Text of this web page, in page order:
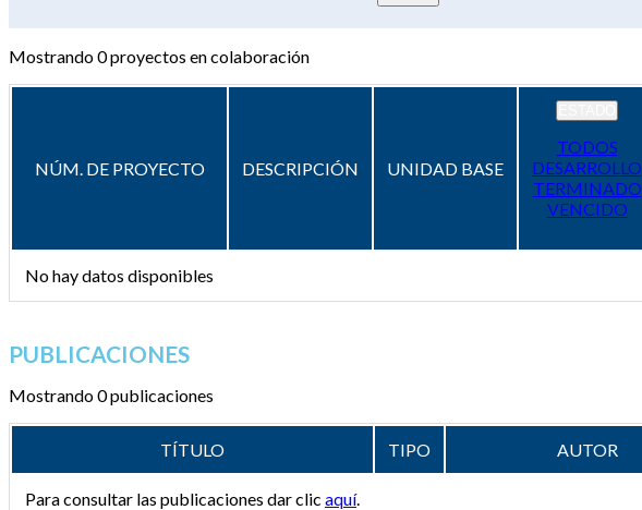
Mostrando0proyectos en colaboración
NÚM. DE PROYECTO DESCRIPCIÓN UNIDAD BASE
TODOS
DESARROLLO
TERMINADO
VENCIDO
No hay datos disponibles
PUBLICACIONES
Mostrando 0 publicaciones
TÍTULO TIPO AUTOR
Para consultar las publicaciones dar clic aquí.